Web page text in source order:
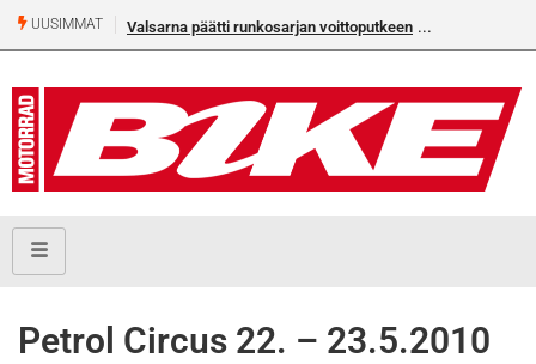
UUSIMMAT Valsarna päätti runkosarjan voittoputkeen
Petrol Circus 22. – 23.5.2010